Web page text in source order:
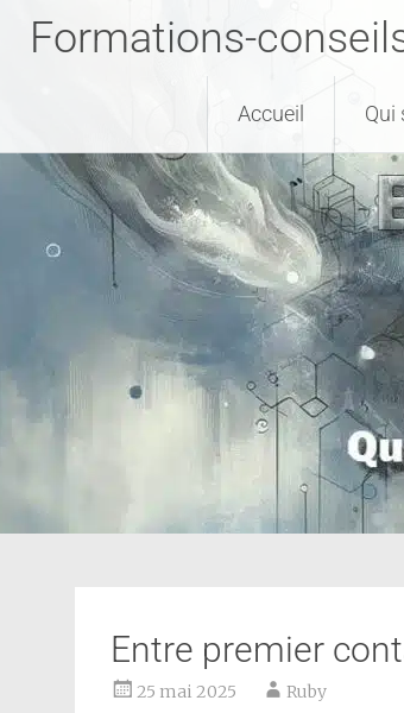
Formations-
Accueil Qui
Entre premier
25 mai 2025 Ruby